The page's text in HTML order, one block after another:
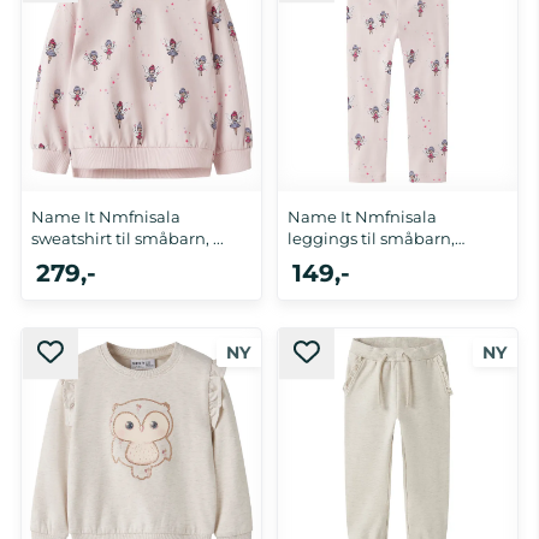
Name It Nmfnisala
sweatshirt til småbarn, ...
279,-
Name It Nmfnisala
leggings til småbarn,
Raindrops ...
149,-